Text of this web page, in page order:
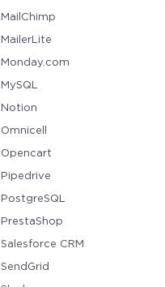
MailChimp
MailerLite
Monday.com
MySQL
Notion
Omnicell
Opencart
Pipedrive
PostgreSQL
PrestaShop
Salesforce CRM
SendGrid